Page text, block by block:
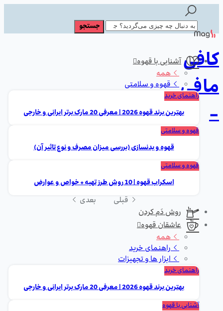
کافی
مافی
-
آشنایی با قهوه
همه
قهوه و سلامتی
راهنمای خرید
بهترین برند قهوه 2026 | معرفی 20 مارک برتر ایرانی و خارجی
قهوه و سلامتی
قهوه و بدنسازی (بررسی میزان مصرف و نوع تاثیر آن)
قهوه و سلامتی
اسکراب قهوه | 10 روش طرز تهیه + خواص و عوارض
قبلی
بعدی
روش دَم کردن
عاشقان قهوه
همه
راهنمای خرید
ابزار ها و تجهیزات
راهنمای خرید
بهترین برند قهوه 2026 | معرفی 20 مارک برتر ایرانی و خارجی
آشنایی با قهوه